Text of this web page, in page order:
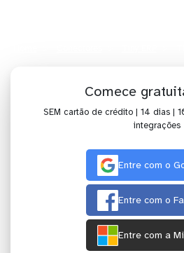
Comece
SEM cartão de crédito | 14 dias |
integrações
Entre com o
Entre com o
Entre com a